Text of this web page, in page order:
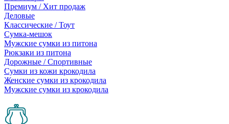
Премиум / Хит продаж
Деловые
Классические / Тоут
Сумка-мешок
Мужские сумки из питона
Рюкзаки из питона
Дорожные / Спортивные
Сумки из кожи крокодила
Женские сумки из крокодила
Мужские сумки из крокодила